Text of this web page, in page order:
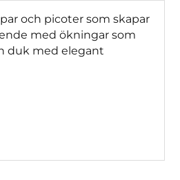
och picoter som skapar
med ökningar som
duk med elegant